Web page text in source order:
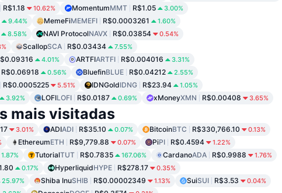
R$1.18 10.62% MomentumMMT R$1.05 3.00%
9.44% MemeFiMEMEFI R$0.0003261 1.60%
8.58% NAVI ProtocolNAVX R$0.03854 0.54%
ScallopSCA R$0.03434 7.55%
4.01% ARTFIARTFI R$0.004016 3.31%
R$0.06918 0.56% BluefinBLUE R$0.04212 2.55%
R$0.0005225 5.51% IDNGoldIDNG R$23.94 1.05%
3.92% LOFILOFI R$0.0187 0.69% xMoneyXMN R$0.00408 3.65%
mais visitadas
3.01% ADIADI R$35.10 0.07% BitcoinBTC R$330,766.10 0.13%
EthereumETH R$9,779.88 0.07% PiPI R$0.4594 1.22%
1.87% TutorialTUT R$0.7835 167.06% CardanoADA R$0.9988 1.76%
0.17% HyperliquidHYPE R$278.17 0.35%
25.97% Shiba InuSHIB R$0.00002349 1.13% SuiSUI R$3.53 0.04%